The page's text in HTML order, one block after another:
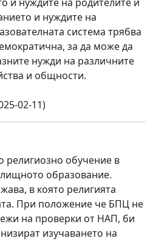
и нуждите на
система трябва
за да може да
нужди на различните
и общности.
02-11)
религиозно обучение в
образование.
в която религията
При положение че БПЦ не
на проверки от НАП, би
изучаването на